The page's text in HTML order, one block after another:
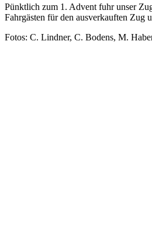
Pünktlich zum 1. Advent fuhr unser
Fahrgästen für den ausverkauften Zug
Fotos: C. Lindner, C. Bodens, M.